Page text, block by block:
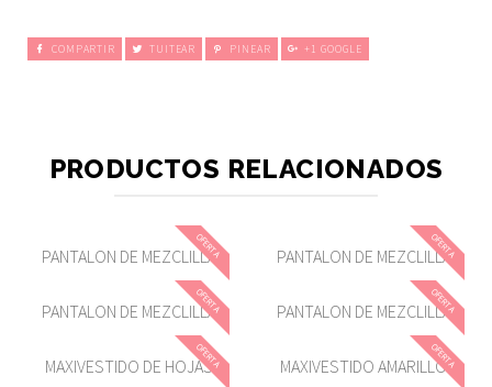
COMPARTIR TUITEAR PINEAR +1 GOOGLE
PRODUCTOS RELACIONADOS
OFERTA
PANTALON DE MEZCLILLA OFERTA
PANTALON DE MEZCLILLA
OFERTA
PANTALON DE MEZCLILLA OFERTA
PANTALON DE MEZCLILLA
OFERTA
MAXIVESTIDO DE HOJAS
OFERTA
MAXIVESTIDO AMARILLO